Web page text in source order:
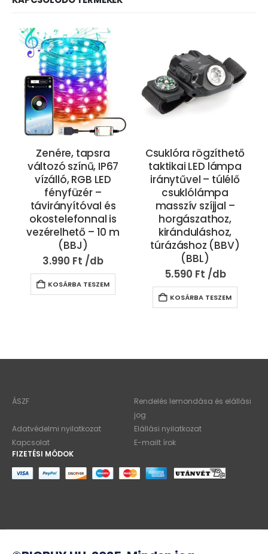
Zenére, tapsra
változó színű, IP67
vízálló, RGB LED
fényfüzér –
távirányítóval és
okostelefonnal is
vezérelhető – 10 m
(BBJ)
3.990 Ft
KOSÁRBA TESZEM
Csuklóra rögzíthető
taktikai LED lámpa
iránytűvel – túlélő
csuklólámpa
masszív szíjjal –
horgászathoz,
kiránduláshoz,
túrázáshoz (BBV)
(BBL)
5.590 Ft
KOSÁRBA TESZEM
ÁSZF
Rendelés lemondása és elállási
jog
Adatvédelmi nyilatkozat
Elállási nyilatkozat
Kapcsolat
E-mailt írok
FIZETÉSI MÓDOK